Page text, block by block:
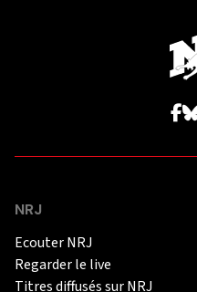
NRJ
Ecouter NRJ
Regarder le live
Titres diffusés sur NRJ